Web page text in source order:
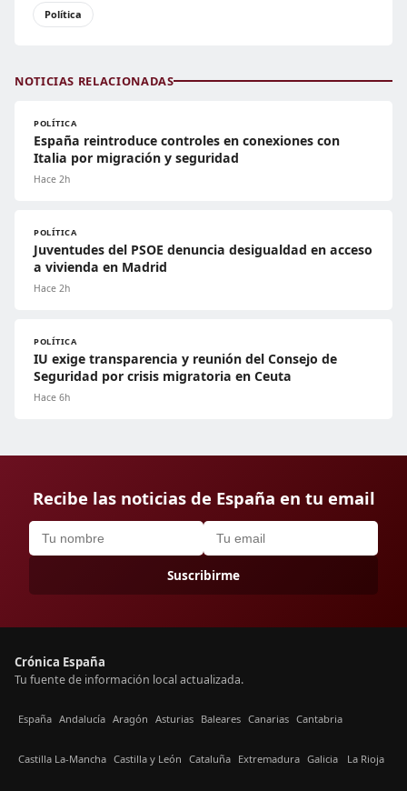
Política
NOTICIAS RELACIONADAS
POLÍTICA
España reintroduce controles en conexiones con
Italia por migración y seguridad
Hace 2h
POLÍTICA
Juventudes del PSOE denuncia desigualdad en acceso
a vivienda en Madrid
Hace 2h
POLÍTICA
IU exige transparencia y reunión del Consejo de
Seguridad por crisis migratoria en Ceuta
Hace 6h
Recibe las noticias de España en tu email
Suscribirme
Crónica España
Tu fuente de información local actualizada.
España Andalucía Aragón Asturias Baleares Canarias Cantabria
Castilla La-Mancha Castilla y León Cataluña Extremadura Galicia La Rioja